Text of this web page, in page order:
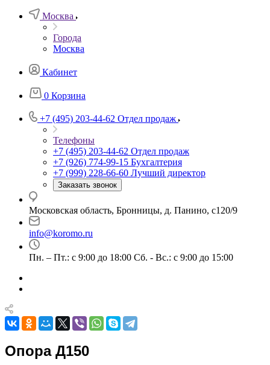
Москва
Города
Москва
Кабинет
0 Корзина
+7 (495) 203-44-62 Отдел продаж
Телефоны
+7 (495) 203-44-62 Отдел продаж
+7 (926) 774-99-15 Бухгалтерия
+7 (999) 228-66-60 Лучший директор
Заказать звонок
Московская область, Бронницы, д. Панино, с120/9
info@koromo.ru
Пн. – Пт.: с 9:00 до 18:00 Сб. - Вс.: с 9:00 до 15:00
Опора Д150